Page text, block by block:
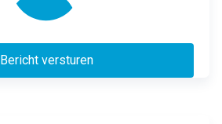
Bericht versturen